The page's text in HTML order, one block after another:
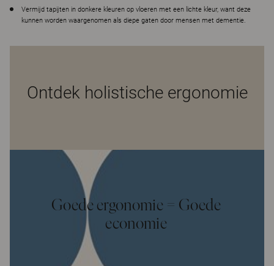
Vermijd tapijten in donkere kleuren op vloeren met een lichte kleur, want deze
kunnen worden waargenomen als diepe gaten door mensen met dementie.
Ontdek holistische ergonomie
Goede ergonomie = Goede
economie